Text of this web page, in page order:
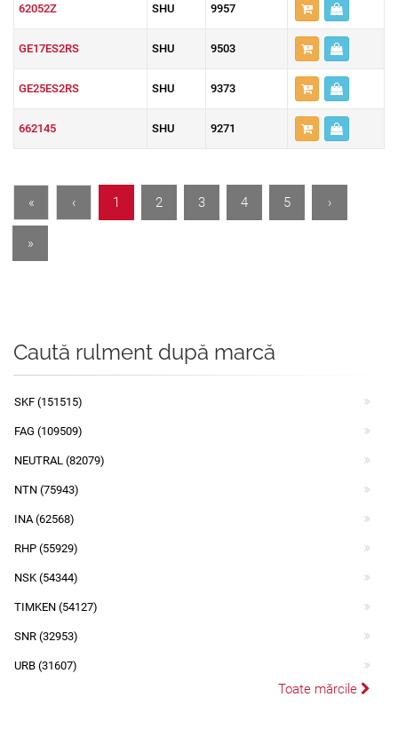
62052Z SHU 9957
GE17ES2RS SHU 9503
GE25ES2RS SHU 9373
662145 SHU 9271
« ‹ 1 2 3 4 5 ›
»
Caută rulment după marcă
SKF (151515)
FAG (109509)
NEUTRAL (82079)
NTN (75943)
INA (62568)
RHP (55929)
NSK (54344)
TIMKEN (54127)
SNR (32953)
URB (31607)
Toate mărcile